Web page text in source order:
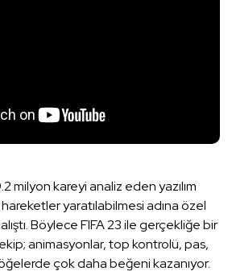
milyon kareyi analiz eden yazılım
yaratılabilmesi adına özel
Böylece FIFA 23 ile gerçekliğe bir
animasyonlar, top kontrolü, pas,
çok daha beğeni kazanıyor.